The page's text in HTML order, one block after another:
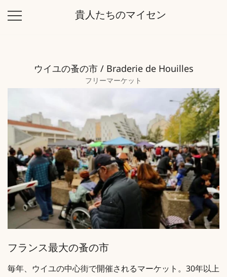
貴人たちのマイセン
ウイユの蚤の市 / Braderie de Houilles
フリーマーケット
フランス最大の蚤の市
毎年、ウイユの中心街で開催されるマーケット。30年以上